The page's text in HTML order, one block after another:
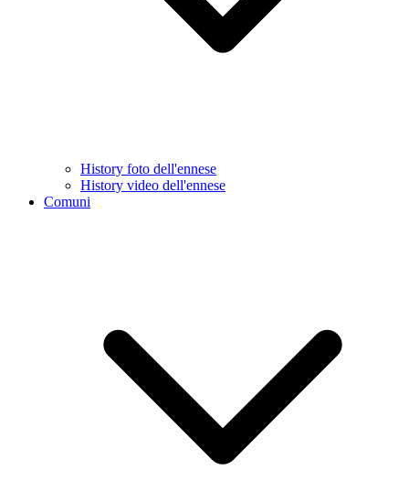
History foto dell'ennese
History video dell'ennese
Comuni